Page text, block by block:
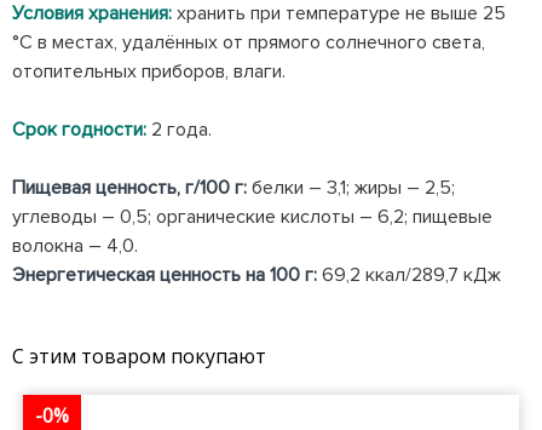
Условия хранения: хранить при температуре не выше 25
°С в местах, удалённых от прямого солнечного света,
отопительных приборов, влаги.
Срок годности: 2 года.
Пищевая ценность, г/100 г: белки – 3,1; жиры – 2,5;
углеводы – 0,5; органические кислоты – 6,2; пищевые
волокна – 4,0.
Энергетическая ценность на 100 г: 69,2 ккал/289,7 кДж
С этим товаром покупают
-0%